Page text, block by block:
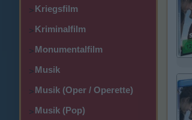
>Kriegsfilm
>Kriminalfilm
>Monumentalfilm
>Musik
>Musik (Oper / Operette)
>Musik (Pop)